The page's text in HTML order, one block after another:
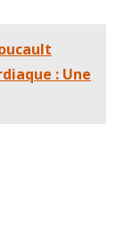
: Une